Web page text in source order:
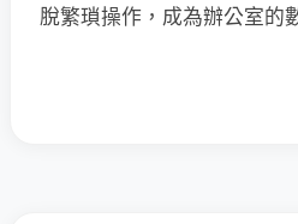
脫繁瑣操作，成為辦公室的